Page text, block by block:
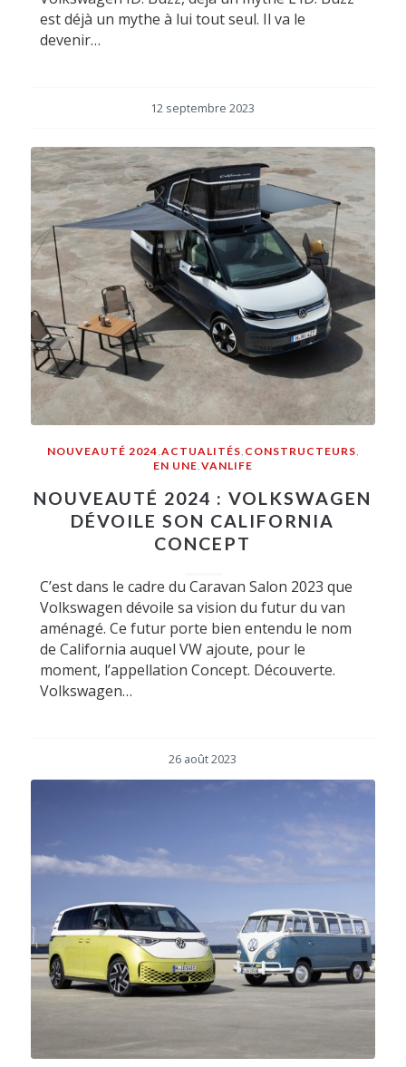
est déjà un mythe à lui tout seul. Il va le
devenir…
12 septembre 2023
NOUVEAUTÉ 2024,ACTUALITÉS, CONSTRUCTEURS,
EN UNE,VANLIFE
NOUVEAUTÉ 2024 : VOLKSWAGEN
DÉVOILE SON CALIFORNIA
CONCEPT
C’est dans le cadre du Caravan Salon 2023 que
Volkswagen dévoile sa vision du futur du van
aménagé. Ce futur porte bien entendu le nom
de California auquel VW ajoute, pour le
moment, l’appellation Concept. Découverte.
Volkswagen…
26 août 2023